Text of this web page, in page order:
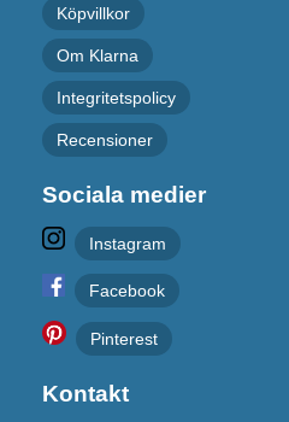
Köpvillkor
Om Klarna
Integritetspolicy
Recensioner
Sociala medier
Instagram
Facebook
Pinterest
Kontakt